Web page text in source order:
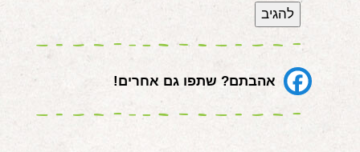
אהבתם? שתפו גם אחרים!